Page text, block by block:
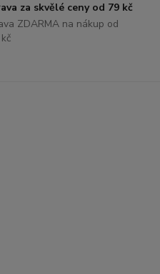
za skvělé ceny od 79 kč
ZDARMA na nákup od